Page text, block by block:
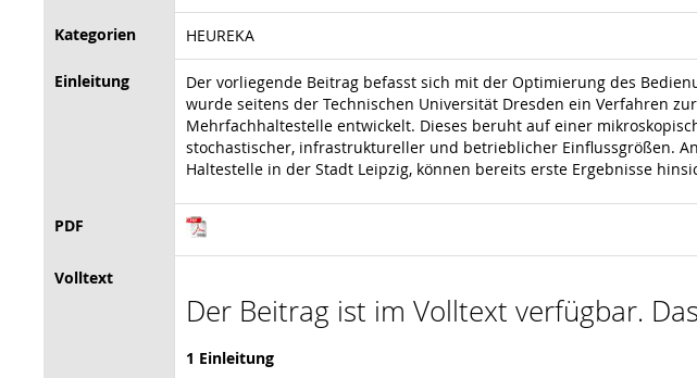
Kategorien HEUREKA
Einleitung
Der vorliegende Beitrag befasst sich mit der Optimierung des
wurde seitens der Technischen Universität Dresden ein Verfahren
Mehrfachhaltestelle entwickelt. Dieses beruht auf einer
stochastischer, infrastruktureller und betrieblicher Einflussgrößen.
Haltestelle in der Stadt Leipzig, können bereits erste Ergebnisse
PDF
Volltext
Der Beitrag ist im Volltext verfügbar.
1 Einleitung